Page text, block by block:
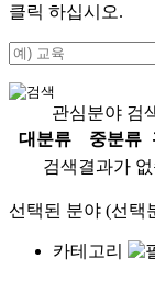
클릭 하십시오.
관심분야 검
대분류
중분류
검색결과가
선택된 분야 (선택
카테고리